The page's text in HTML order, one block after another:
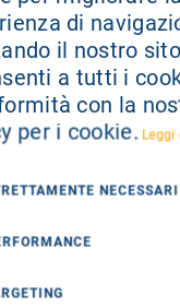
NOSTRI CANALI
AGGIORNATO
di
il nostro
a tutti i
con la
per i cookie. Leggi
NECESSARI